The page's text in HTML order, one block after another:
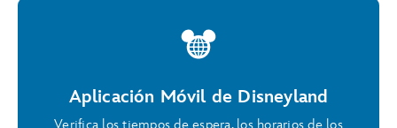
Aplicación Móvil de Disneyland